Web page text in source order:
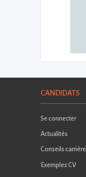
CANDIDATS
Se connecter
Actualités
Conseils carrière
Exemples CV